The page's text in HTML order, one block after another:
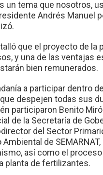
un tema que nosotros,
Andrés Manuel
que el proyecto de la
y una de las ventajas
bien remunerados.
a participar dentro
despejen todas sus
participaron Benito
de la Secretaría de
del Sector
de
así como el
planta de fertilizantes.